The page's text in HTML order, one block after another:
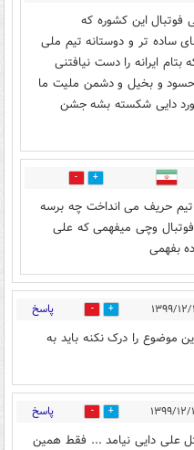
فوتبال این کشوره که
ساده تر و دوستانه تیم ملی
ایرانه را دست نیافتنی
و بخیل و دشمن ملیت ما
دایی شکسته بشه جشن
1
حریف می انداخت چه برسه
وچی میفهمی که علی
بفهمی
3 پاسخ
موضوع را درک نکنه باید به
1 پاسخ
علی دایی نیامد ... فقط همین